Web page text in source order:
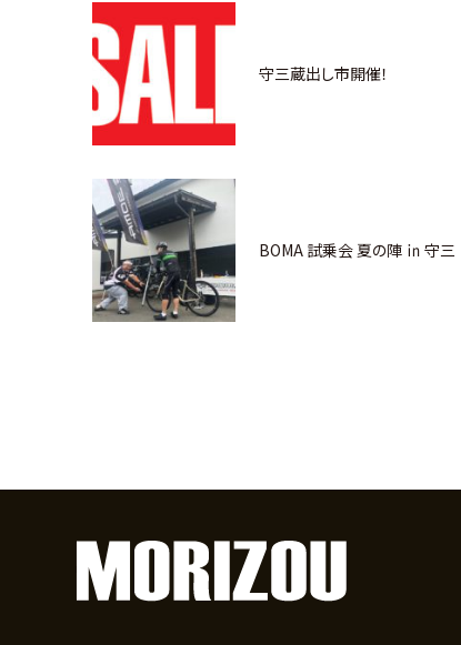
守三蔵出し市開催！
BOMA 試乗会 夏の陣 ㏌ 守三